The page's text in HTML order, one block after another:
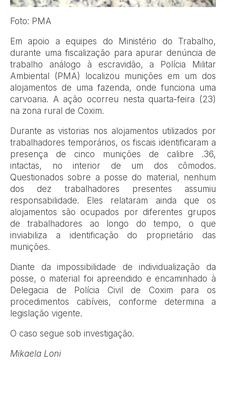
Foto: PMA
Em apoio a equipes do Ministério do Trabalho,
durante uma fiscalização para apurar denúncia de
trabalho análogo à escravidão, a Polícia Militar
Ambiental (PMA) localizou munições em um dos
alojamentos de uma fazenda, onde funciona uma
carvoaria. A ação ocorreu nesta quarta-feira (23)
na zona rural de Coxim.
Durante as vistorias nos alojamentos utilizados por
trabalhadores temporários, os fiscais identificaram a
presença de cinco munições de calibre .36,
intactas, no interior de um dos cômodos.
Questionados sobre a posse do material, nenhum
dos dez trabalhadores presentes assumiu
responsabilidade. Eles relataram ainda que os
alojamentos são ocupados por diferentes grupos
de trabalhadores ao longo do tempo, o que
inviabiliza a identificação do proprietário das
munições.
Diante da impossibilidade de individualização da
posse, o material foi apreendido e encaminhado à
Delegacia de Polícia Civil de Coxim para os
procedimentos cabíveis, conforme determina a
legislação vigente.
O caso segue sob investigação.
Mikaela Loni